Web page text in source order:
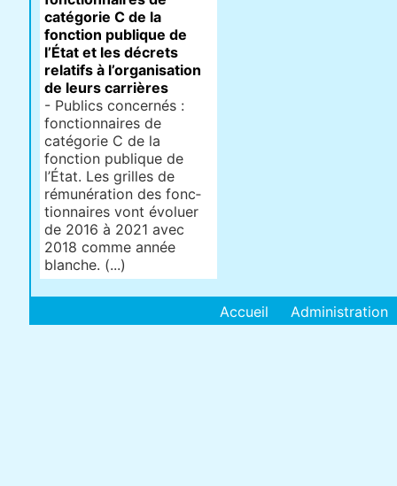
catégorie C de la
fonction publique de
l’État et les décrets
relatifs à l’organisation
de leurs carrières
- Publics concernés :
fonctionnaires de
catégorie C de la
fonction publique de
l’État. Les grilles de
rému­né­ra­tion des fonc­
tion­nai­res vont évoluer
de 2016 à 2021 avec
2018 comme année
blan­che. (...)
Accueil Administration